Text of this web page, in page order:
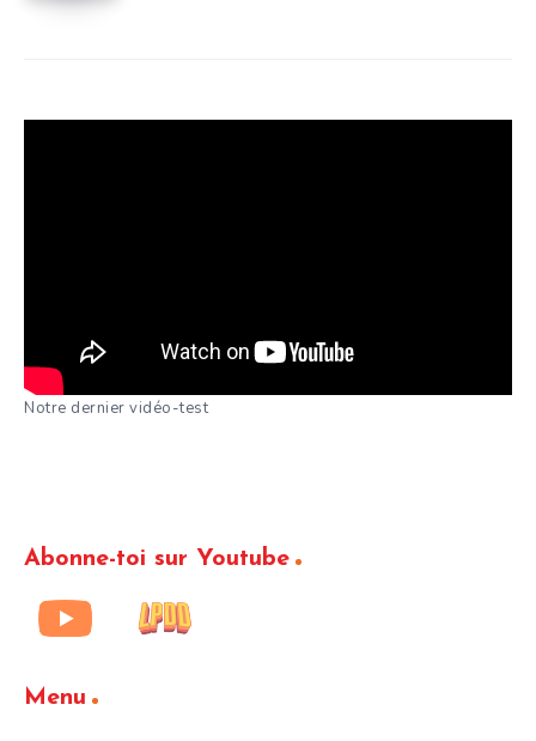
Notre dernier vidéo-test
Abonne-toi sur Youtube
Menu